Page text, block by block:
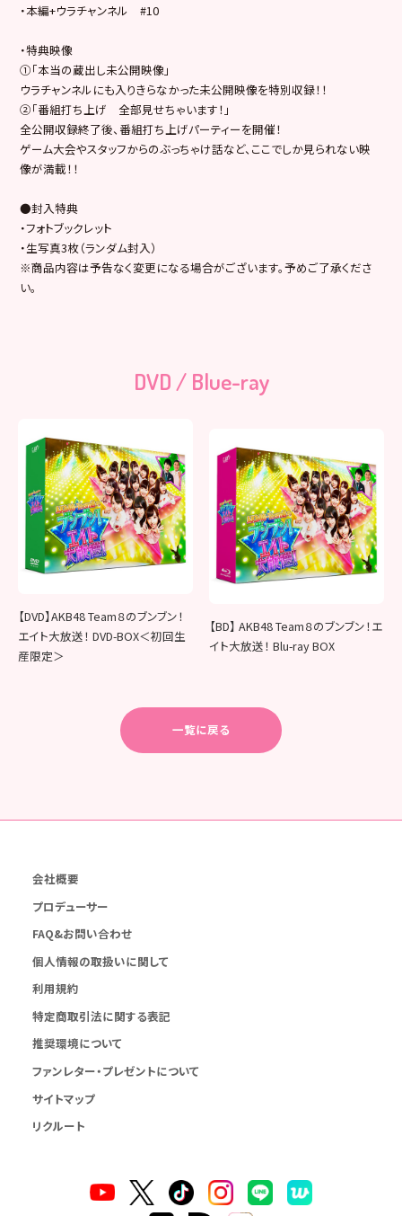
・本編+ウラチャンネル #10
・特典映像
①「本当の蔵出し未公開映像」
ウラチャンネルにも入りきらなかった未公開映像を特別収録！！
②「番組打ち上げ 全部見せちゃいます！」
全公開収録終了後、番組打ち上げパーティーを開催！
ゲーム大会やスタッフからのぶっちゃけ話など、ここでしか見られない映
像が満載！！
●封入特典
・フォトブックレット
・生写真3枚（ランダム封入）
※商品内容は予告なく変更になる場合がございます。予めご了承くださ
い。
DVD / Blue-ray
【DVD】AKB48 Team８のブンブン！
エイト大放送！ DVD-BOX＜初回生
産限定＞
【BD】 AKB48 Team８のブンブン！エ
イト大放送！ Blu-ray BOX
一覧に戻る
会社概要
プロデューサー
FAQ&お問い合わせ
個人情報の取扱いに関して
利用規約
特定商取引法に関する表記
推奨環境について
ファンレター・プレゼントについて
サイトマップ
リクルート